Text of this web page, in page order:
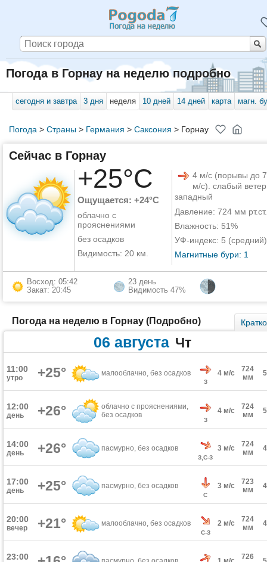
Погода в Горнау на неделю подробно
сегодня и завтра 3 дня неделя 10 дней 14 дней карта магн.
Погода > Страны> Германия > Саксония > Горнау
Сейчас в Горнау
+25°C
Ощущается: +24°C
облачно с
прояснениями
без осадков
Видимость: 20 км.
4 м/с (порывы до 7
м/с). слабый
западный
Давление: 724 мм рт.ст.
Влажность: 51%
УФ-индекс: 5 (средний)
Магнитные бури: 1
Восход: 05:42
Закат: 20:45
23 день
Видимость 47%
Погода на неделю в Горнау (Подробно) Кратко
06 августа Чт
11:00
утро +25° малооблачно, без осадков
З
4 м/с
724
мм
12:00
день +26°
облачно с прояснениями,
без осадков
З
4 м/с
724
мм
14:00
день +26° пасмурно, без осадков
З,С-З
3 м/с
724
мм
17:00
день +25° пасмурно, без осадков
С
3 м/с
723
мм
20:00
вечер +21° малооблачно, без осадков
С-З
2 м/с
724
мм
23:00
726